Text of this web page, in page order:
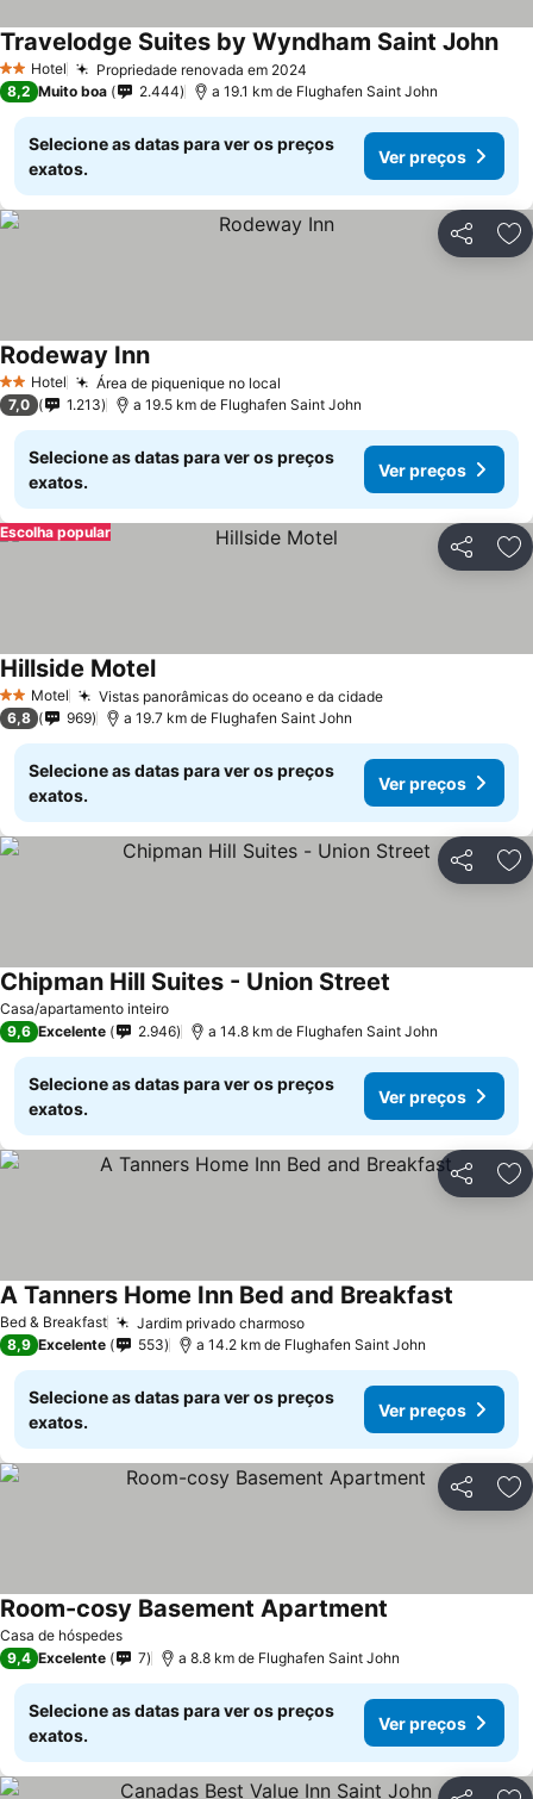
2 Estrelas
Hotel Propriedade renovada em 2024
Travelodge Suites by Wyndham Saint John
8,2 Muito boa 2.444 a 19.1 km de Flughafen Saint John
Selecione as datas para ver os preços
exatos.
Ver preços
Partilhar
2 Estrelas
Hotel Área de piquenique no local
Rodeway InnVer preços
7,0 1.213 a 19.5 km de Flughafen Saint John
Selecione as datas para ver os preços
exatos.
Ver preços
Partilhar
Escolha popular
2 Estrelas
Motel Vistas panorâmicas do oceano e da cidadeVer preços
Hillside MotelVer preços
6,8 969 a 19.7 km de Flughafen Saint John
Selecione as datas para ver os preços
exatos.
Ver preços
Partilhar
Casa/apartamento inteiro
Chipman Hill Suites - Union Street
9,6 Excelente 2.946 a 14.8 km de Flughafen Saint John
Selecione as datas para ver os preços
exatos.
Ver preços
Partilhar
Bed & Breakfast Jardim privado charmosoVer preços
A Tanners Home Inn Bed and Breakfast
8,9 Excelente 553 a 14.2 km de Flughafen Saint John
Selecione as datas para ver os preços
exatos.
Ver preços
Partilhar
Casa de hóspedes
Room-cosy Basement Apartment
9,4 Excelente 7 a 8.8 km de Flughafen Saint John
Selecione as datas para ver os preços
exatos.
Ver preços